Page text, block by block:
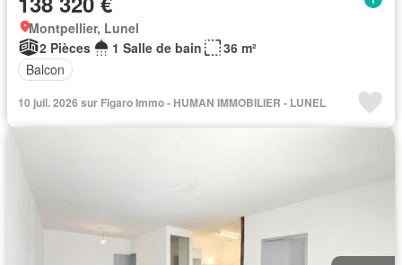
Montpellier, Lunel
2 Pièces
1 Salle de bain
36 m²
Balcon
10 juil. 2026 sur Figaro Immo - HUMAN IMMOBILIER - LUNEL